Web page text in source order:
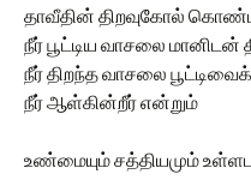
தாவீதின் திறவுகோல்
நீர் பூட்டிய வாசலை மானிடன்
நீர் திறந்த வாசலை
நீர் ஆள்கின்றீர் என்றும்
உண்மையும் சத்தியமும்